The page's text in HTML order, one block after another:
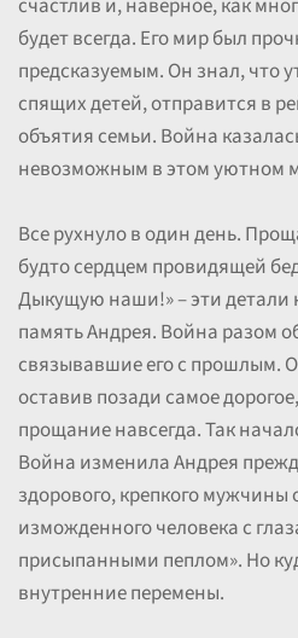
счастлив и, наверное, как
будет всегда. Его мир был
предсказуемым. Он знал, что
спящих детей, отправится в
объятия семьи. Война
невозможным в этом уютном
Все рухнуло в один день.
будто сердцем провидящей
Дыкущую наши!» – эти детали
память Андрея. Война разом
связывавшие его с прошлым.
оставив позади самое
прощание навсегда. Так
Война изменила Андрея
здорового, крепкого мужчины
изможденного человека с
присыпанными пеплом». Но
внутренние перемены.